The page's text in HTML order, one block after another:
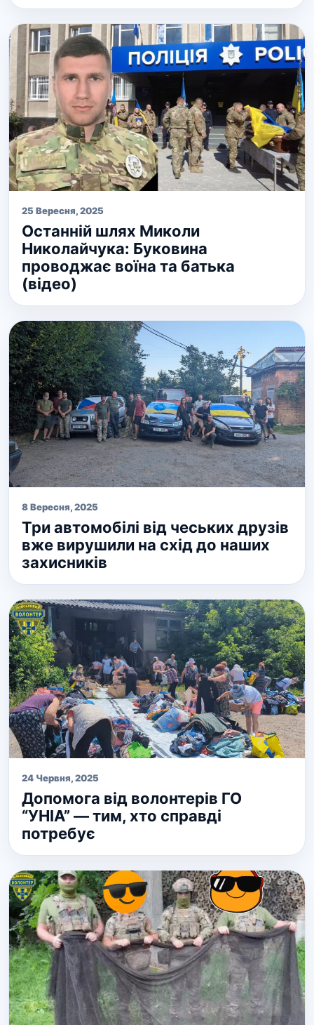
25 Вересня, 2025
Останній шлях Миколи
Николайчука: Буковина
проводжає воїна та батька
(відео)
8 Вересня, 2025
Три автомобілі від чеських друзів
вже вирушили на схід до наших
захисників
24 Червня, 2025
Допомога від волонтерів ГО
“УНІА” — тим, хто справді
потребує